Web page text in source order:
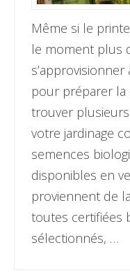
Même si le
le moment plus
pour préparer la
trouver
votre jardinage
semences
disponibles en
proviennent de
toutes certifiées
sélectionnés, …